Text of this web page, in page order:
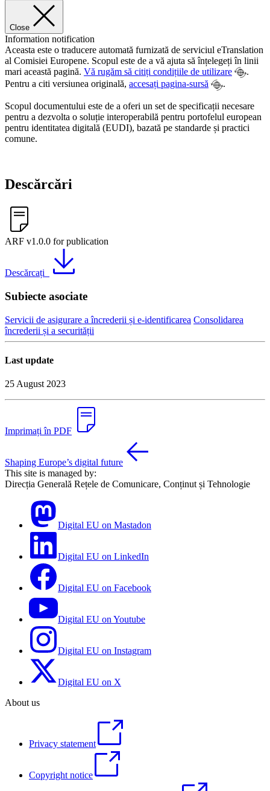
Close
Information notification
Aceasta este o traducere automată furnizată de serviciul eTranslation
al Comisiei Europene. Scopul este de a vă ajuta să înțelegeți în linii
mari această pagină. Vă rugăm să citiți condițiile de utilizare
.
Pentru a citi versiunea originală, accesați pagina-sursă .
Scopul documentului este de a oferi un set de specificații necesare
pentru a dezvolta o soluție interoperabilă pentru portofelul european
pentru identitatea digitală (EUDI), bazată pe standarde și practici
comune.
Descărcări
ARF v1.0.0 for publication
Descărcați
Subiecte asociate
Servicii de asigurare a încrederii și e-identificarea Consolidarea
încrederii și a securității
Last update
25 August 2023
Imprimați în PDF
Shaping Europe’s digital future
This site is managed by:
Direcția Generală Rețele de Comunicare, Conținut și Tehnologie
Digital EU on Mastadon
Digital EU on LinkedIn
Digital EU on Facebook
Digital EU on Youtube
Digital EU on Instagram
Digital EU on X
About us
Privacy statement
Copyright notice